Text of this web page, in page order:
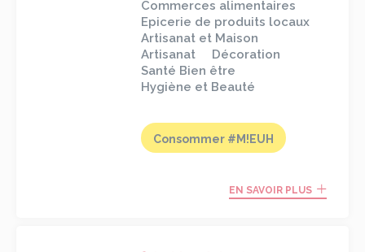
Commerces alimentaires
Epicerie de produits locaux
Artisanat et Maison
Artisanat
Décoration
Santé Bien être
Hygiène et Beauté
Consommer #M!EUH
EN SAVOIR PLUS